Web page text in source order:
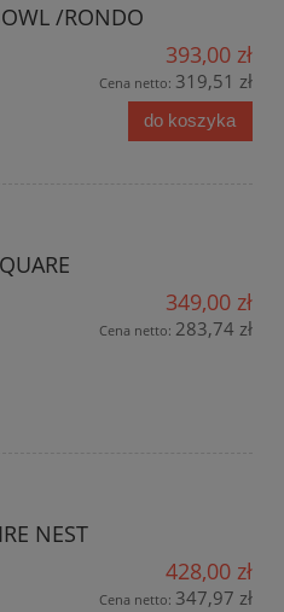
/RONDO
393,00 zł
Cena netto: 319,51 zł
do koszyka
349,00 zł
Cena netto: 283,74 zł
NEST
428,00 zł
Cena netto: 347,97 zł